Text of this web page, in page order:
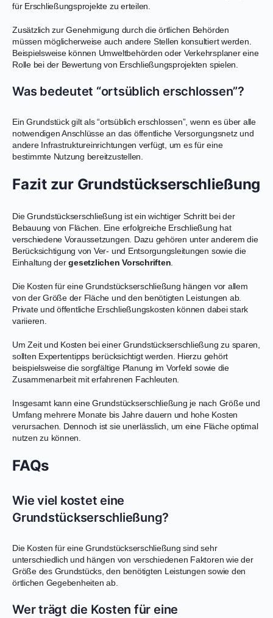
für Erschließungsprojekte zu erteilen.
Zusätzlich zur Genehmigung durch die örtlichen Behörden
müssen möglicherweise auch andere Stellen konsultiert werden.
Beispielsweise können Umweltbehörden oder Verkehrsplaner eine
Rolle bei der Bewertung von Erschließungsprojekten spielen.
Was bedeutet “ortsüblich erschlossen”?
Ein Grundstück gilt als “ortsüblich erschlossen”, wenn es über alle
notwendigen Anschlüsse an das öffentliche Versorgungsnetz und
andere Infrastruktureinrichtungen verfügt, um es für eine
bestimmte Nutzung bereitzustellen.
Fazit zur Grundstückserschließung
Die Grundstückserschließung ist ein wichtiger Schritt bei der
Bebauung von Flächen. Eine erfolgreiche Erschließung hat
verschiedene Voraussetzungen. Dazu gehören unter anderem die
Berücksichtigung von Ver- und Entsorgungsleitungen sowie die
Einhaltung dergesetzlichen Vorschriften
Die Kosten für eine Grundstückserschließung hängen vor allem
von der Größe der Fläche und den benötigten Leistungen ab.
Private und öffentliche Erschließungskosten können dabei stark
variieren.
Um Zeit und Kosten bei einer Grundstückserschließung zu sparen,
sollten Expertentipps berücksichtigt werden. Hierzu gehört
beispielsweise die sorgfältige Planung im Vorfeld sowie die
Zusammenarbeit mit erfahrenen Fachleuten.
Insgesamt kann eine Grundstückserschließung je nach Größe und
Umfang mehrere Monate bis Jahre dauern und hohe Kosten
verursachen. Dennoch ist sie unerlässlich, um eine Fläche optimal
nutzen zu können.
FAQs
Wie viel kostet eine
Grundstückserschließung?
Die Kosten für eine Grundstückserschließung sind sehr
unterschiedlich und hängen von verschiedenen Faktoren wie der
Größe des Grundstücks, den benötigten Leistungen sowie den
örtlichen Gegebenheiten ab.
Wer trägt die Kosten für eine